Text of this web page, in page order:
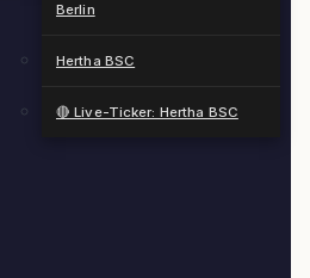
Berlin
Hertha BSC
🔴 Live-Ticker: Hertha BSC